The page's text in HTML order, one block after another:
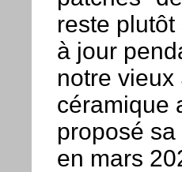
reste
à jour
notre
céramique
proposé
en mars